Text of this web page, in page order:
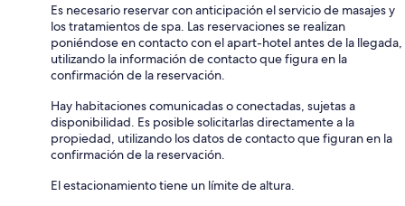
Es necesario reservar con anticipación el servicio de masajes y
los tratamientos de spa. Las reservaciones se realizan
poniéndose en contacto con el apart-hotel antes de la llegada,
utilizando la información de contacto que figura en la
confirmación de la reservación.
Hay habitaciones comunicadas o conectadas, sujetas a
disponibilidad. Es posible solicitarlas directamente a la
propiedad, utilizando los datos de contacto que figuran en la
confirmación de la reservación.
El estacionamiento tiene un límite de altura.